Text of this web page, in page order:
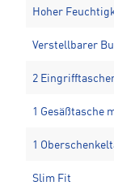
Hoher
Verstellbarer
2
1 Gesäßtasche
1
Slim Fit